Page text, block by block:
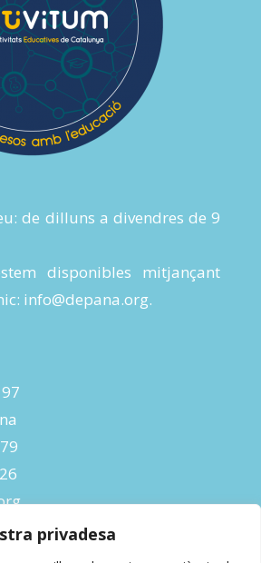
privadesa
de dilluns a divendres de 9
disponibles mitjançant
info@depana.org.